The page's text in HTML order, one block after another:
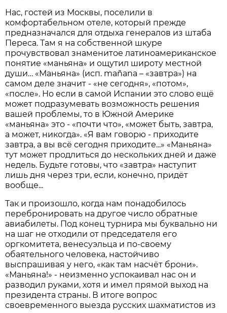
Нас, гостей из Москвы, поселили в
комфортабельном отеле, который прежде
предназначался для отдыха генералов из штаба
Переса. Там я на собственной шкуре
прочувствовал знаменитое латиноамериканское
понятие «маньяна» и ощутил широту местной
души… «Маньяна» (исп. mañana – «завтра») на
самом деле значит - «не сегодня», «потом»,
«после». Но если в самой Испании это слово ещё
может подразумевать возможность решения
вашей проблемы, то в Южной Америке
«маньяна» это - «почти что», «может быть, завтра,
а может, никогда». «Я вам говорю - приходите
завтра, а вы всё сегодня приходите...» «Маньяна»
тут может продлиться до нескольких дней и даже
недель. Будьте готовы, что «завтра» наступит
лишь дня через три, если, конечно, придёт
вообще...
Так и произошло, когда нам понадобилось
перебронировать на другое число обратные
авиабилеты. Под конец турнира мы буквально ни
на шаг не отходили от председателя его
оргкомитета, венесуэльца и по-своему
обаятельного человека, настойчиво
выспрашивая у него, «как там насчёт брони».
«Маньяна!» - неизменно успокаивал нас он и
разводил руками, хотя и имел прямой выход на
президента страны. В итоге вопрос
своевременного выезда русских шахматистов из